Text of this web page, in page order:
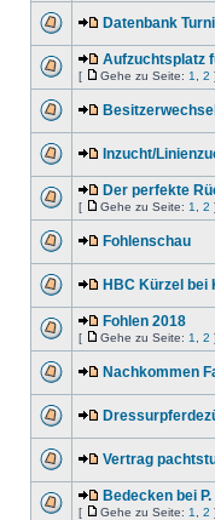
Datenbank
Aufzuchtsplatz
[ Gehe zu Seite: 1 2 ]
Inzucht/
Der perfekte
[ Gehe zu Seite: 1 2 ]
Fohlenschau
HBC Kürzel bei
Fohlen 2018
[ Gehe zu Seite: 1 2 ]
Nachkommen
Vertrag
Bedecken bei
[ Gehe zu Seite: 1 2 ]